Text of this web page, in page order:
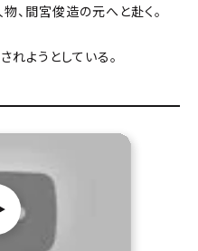
、間宮俊造の元へと赴く。
れようとしている。